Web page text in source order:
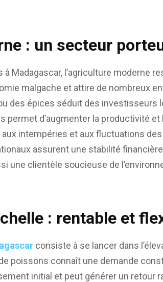
: un secteur
Madagascar, l’agriculture moderne
malgache et attire de nombreux
des épices séduit des investisseurs
permet d’augmenter la productivité
intempéries et aux fluctuations des
assurent une stabilité
une clientèle soucieuse de
: rentable et
consiste à se lancer dans
poissons connaît une demande
initial et peut générer un retour